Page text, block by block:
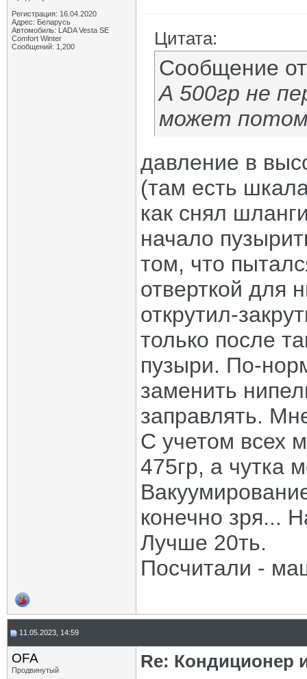
Регистрация: 16.04.2020
Адрес: Беларусь
Автомобиль: LADA Vesta SE
Comfort Winter
Сообщений: 1,200
Цитата:
Сообщение
А 500гр не
может
давление в
(там есть
как снял
начало
том, что
отверткой для
открутил-
только после
пузыри. По-
заменить
заправлять.
С учетом всех
475гр, а чутка
конечно зря...
Лучше 20ть.
Посчитали -
11.05.2023, 14:59
OFA
Продвинутый Re: Кондиционер